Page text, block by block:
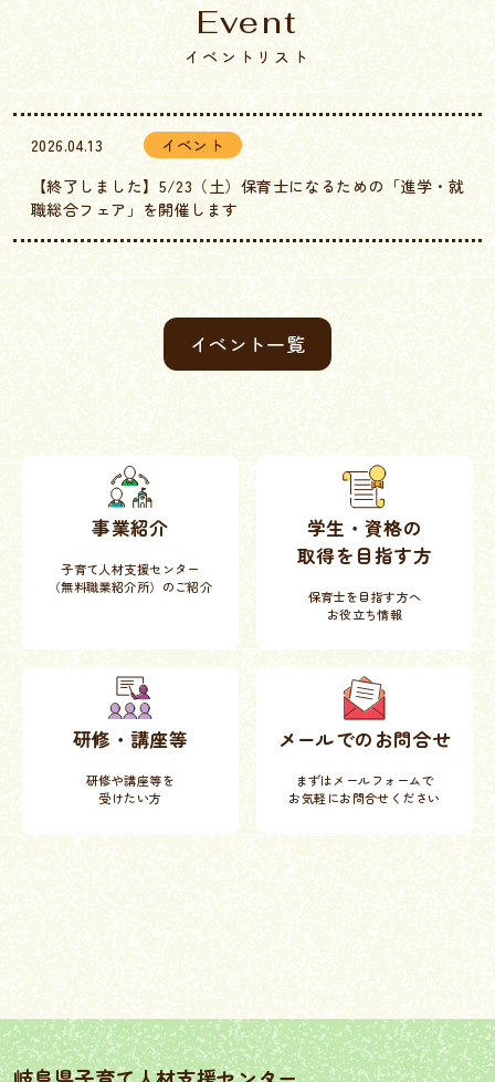
Event
イベントリスト
2026.04.13
イベント
【終了しました】5/23（土）保育士になるための「進学・就
職総合フェア」を開催します
イベント一覧
事業紹介
子育て人材支援センター
（無料職業紹介所）のご紹介
学生・資格の
取得を目指す方
保育士を目指す方へ
お役立ち情報
研修・講座等
研修や講座等を
受けたい方
メールでのお問合せ
まずはメールフォームで
お気軽にお問合せください